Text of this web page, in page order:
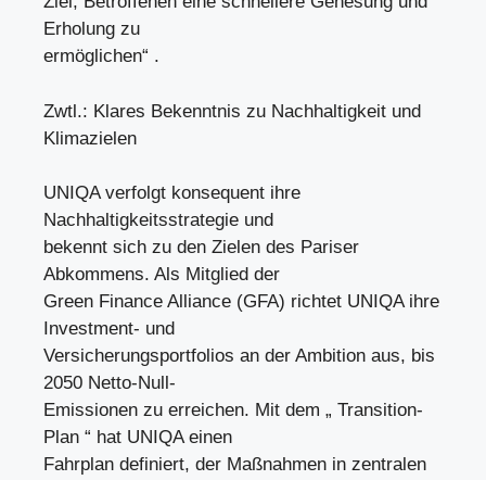
Erholung zu
ermöglichen“ .
Zwtl.: Klares Bekenntnis zu Nachhaltigkeit und
Klimazielen
UNIQA verfolgt konsequent ihre
Nachhaltigkeitsstrategie und
bekennt sich zu den Zielen des Pariser
Abkommens. Als Mitglied der
Green Finance Alliance (GFA) richtet UNIQA ihre
Investment- und
Versicherungsportfolios an der Ambition aus, bis
2050 Netto-Null-
Emissionen zu erreichen. Mit dem „ Transition-
Plan “ hat UNIQA einen
Fahrplan definiert, der Maßnahmen in zentralen